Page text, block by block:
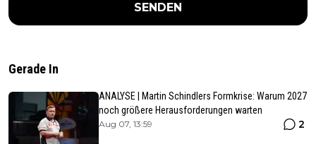
SENDEN
Gerade In
ANALYSE | Martin Schindlers Formkrise: Warum 2027
noch größere Herausforderungen warten
Aug 07, 13:59 2